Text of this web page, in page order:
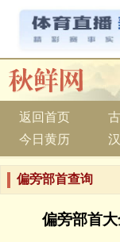
返回首页
今日黄历
偏旁部首查询
偏旁部首